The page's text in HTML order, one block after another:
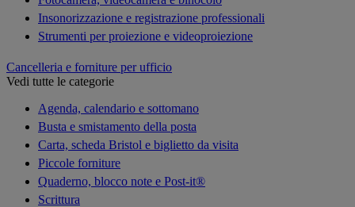
Insonorizzazione e registrazione professionali
Strumenti per proiezione e videoproiezione
Cancelleria e forniture per ufficio
Vedi tutte le categorie
Agenda, calendario e sottomano
Busta e smistamento della posta
Carta, scheda Bristol e biglietto da visita
Piccole forniture
Quaderno, blocco note e Post-it®
Scrittura